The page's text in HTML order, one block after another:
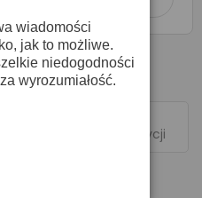
Pokazano 1-2 z 2 pozycji
wiadomości
jak to możliwe.
niedogodności
wyrozumiałość.